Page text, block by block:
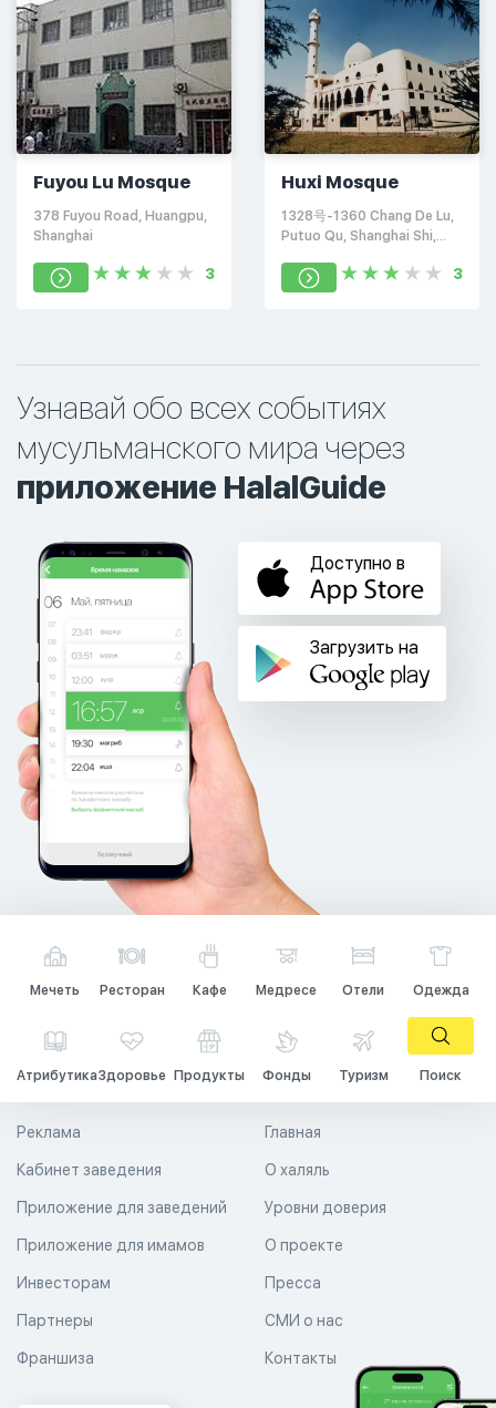
Fuyou Lu Mosque
378 Fuyou Road, Huangpu,
Shanghai
3
Huxi Mosque
1328号-1360 Chang De Lu,
Putuo Qu, Shanghai Shi,
3
Узнавай обо всех событиях
мусульманского мира через
приложение HalalGuide
Доступно в
Загрузить на
Мечеть Ресторан Кафе Медресе Отели Одежда
АтрибутикаЗдоровье Продукты Фонды Туризм Поиск
Главная
О халяль
Уровни доверия
Реклама
Кабинет заведения
Приложение для заведений
Приложение для имамов О проекте
Пресса
СМИ о нас
Контакты
Инвесторам
Партнеры
Франшиза